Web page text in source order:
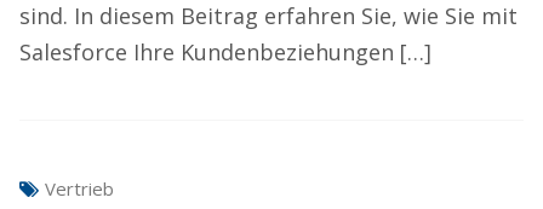
sind. In diesem Beitrag erfahren Sie, wie Sie mit
Salesforce Ihre Kundenbeziehungen […]
Vertrieb